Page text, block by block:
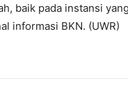
baik pada instansi
informasi BKN. (UWR)